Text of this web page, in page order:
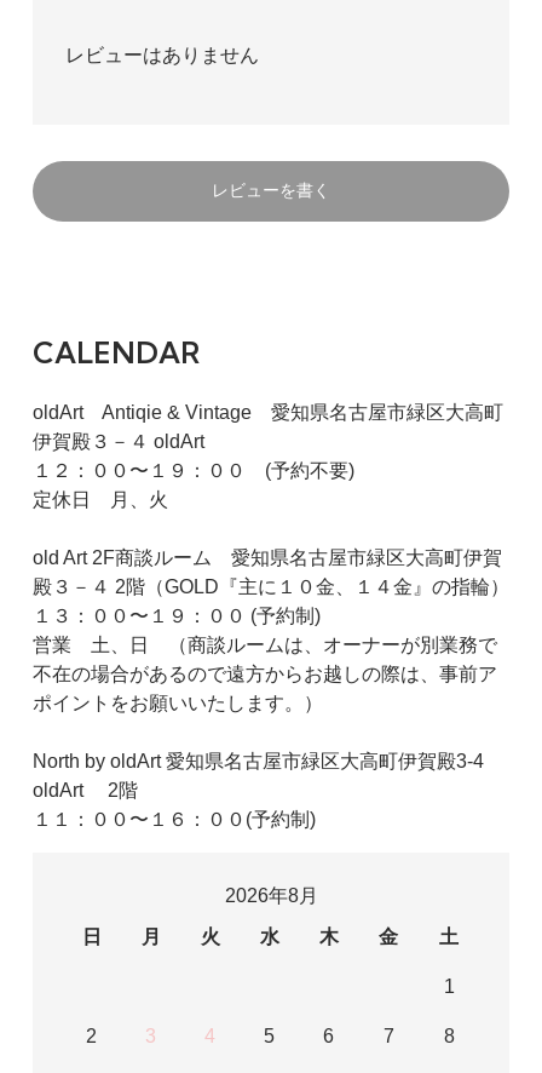
レビューはありません
レビューを書く
CALENDAR
oldArt Antiqie & Vintage 愛知県名古屋市緑区大高町
伊賀殿３－４ oldArt
１２：００〜１９：００ (予約不要)
定休日 月、火
old Art 2F商談ルーム 愛知県名古屋市緑区大高町伊賀
殿３－４ 2階（GOLD『主に１０金、１４金』の指輪）
１３：００〜１９：００ (予約制)
営業 土、日 （商談ルームは、オーナーが別業務で
不在の場合があるので遠方からお越しの際は、事前ア
ポイントをお願いいたします。）
North by oldArt 愛知県名古屋市緑区大高町伊賀殿3-4
oldArt 2階
１１：００〜１６：００(予約制)
2026年8月
日
月 火 水 木 金 土
1
2 3 4 5 6 7 8